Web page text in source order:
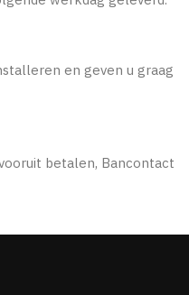
en geven u graag
betalen, Bancontact